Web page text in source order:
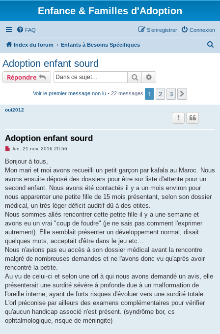
Enfance & Familles d'Adoption
FAQ Connexion
S’enregistrer
Index du forum Enfants à Besoins Spécifiques
Adoption enfant sourd
Répondre Rechercher
Voir le premier message non lu • 22 messages 1 2 3
oui2012
Adoption enfant sourd
M
s
a
g
n
o
l
u
lun. 21 nov. 2016 20:56
Bonjour à tous,
Mon mari et moi avons recueilli un petit garçon par kafala au Maroc. Nous
avons ensuite déposé des dossiers pour être sur liste d'attente pour un
second enfant. Nous avons été contactés il y a un mois environ pour
nous apparenter une petite fille de 15 mois présentant, selon son dossier
médical, un très léger déficit auditif dû à des otites.
Nous sommes allés rencontrer cette petite fille il y a une semaine et
avons eu un vrai "coup de foudre" (je ne sais pas comment l'exprimer
autrement). Elle semblait présenter un développement normal, disait
quelques mots, acceptait d'être dans le jeu etc...
Nous n'avions pas eu accès à son dossier médical avant la rencontre
malgré de nombreuses demandes et ne l'avons donc vu qu'après avoir
rencontré la petite.
Au vu de celui-ci et selon une orl à qui nous avons demandé un avis, elle
présenterait une surdité sévère à profonde due à un malformation de
l'oreille interne, ayant de forts risques d'évoluer vers une surdité totale.
L'orl préconise par ailleurs des examens complémentaires pour vérifier
qu'aucun handicap associé n'est présent. (syndrôme bor, cs
ophtalmologique, risque de méningite)